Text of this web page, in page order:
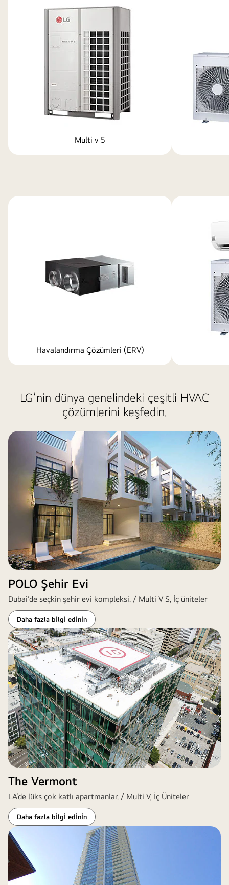
Multi v 5
Havalandırma Çözümleri (ERV)
LG’nin dünya genelindeki çeşitli HVAC
çözümlerini keşfedin.
POLO Şehir Evi
Dubai’de seçkin şehir evi kompleksi. / Multi V S, İç üniteler
Daha fazla bİlgİ edİnİn
The Vermont
LA’de lüks çok katlı apartmanlar. / Multi V, İç Üniteler
Daha fazla bİlgİ edİnİn